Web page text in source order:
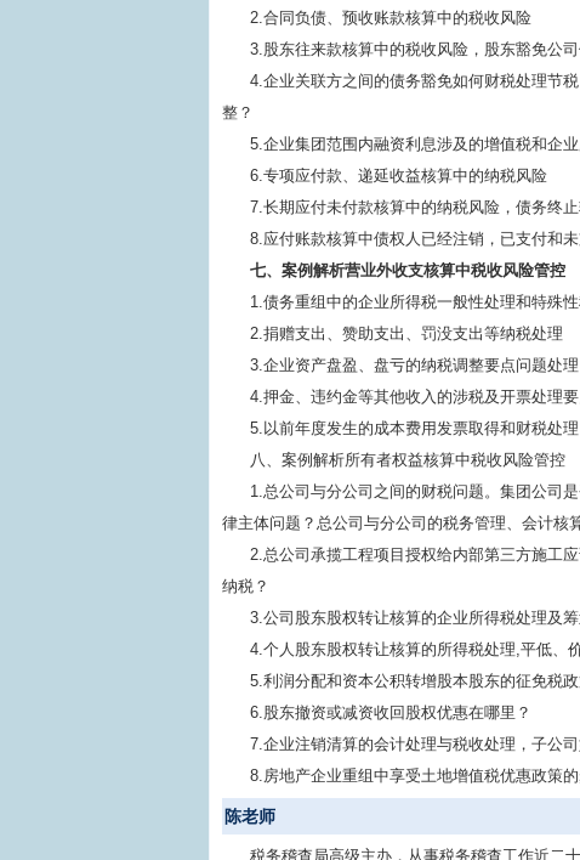
2.合同负债、预收账款核算中的税收风险
3.股东往来款核算中的税收风险，股东豁免公
4.企业关联方之间的债务豁免如何财税处理节
整？
5.企业集团范围内融资利息涉及的增值税和企
6.专项应付款、递延收益核算中的纳税风险
7.长期应付未付款核算中的纳税风险，债务终
8.应付账款核算中债权人已经注销，已支付和
七、案例解析营业外收支核算中税收风险管控
1.债务重组中的企业所得税一般性处理和特殊
2.捐赠支出、赞助支出、罚没支出等纳税处理
3.企业资产盘盈、盘亏的纳税调整要点问题处理
4.押金、违约金等其他收入的涉税及开票处理
5.以前年度发生的成本费用发票取得和财税处理
八、案例解析所有者权益核算中税收风险管控
1.总公司与分公司之间的财税问题。集团公司
律主体问题？总公司与分公司的税务管理、会计核
2.总公司承揽工程项目授权给内部第三方施工
纳税？
3.公司股东股权转让核算的企业所得税处理及筹
4.个人股东股权转让核算的所得税处理,平低、
5.利润分配和资本公积转增股本股东的征免税
6.股东撤资或减资收回股权优惠在哪里？
7.企业注销清算的会计处理与税收处理，子公
8.房地产企业重组中享受土地增值税优惠政策
陈老师
税务稽查局高级主办，从事税务稽查工作近二